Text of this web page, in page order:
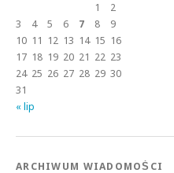
1
2
3
4 5 6 7 8
9
10 11 12 13 14 15 16
17 18 19 20 21 22 23
24 25 26 27 28 29 30
31
« lip
ARCHIWUM WIADOMOŚCI